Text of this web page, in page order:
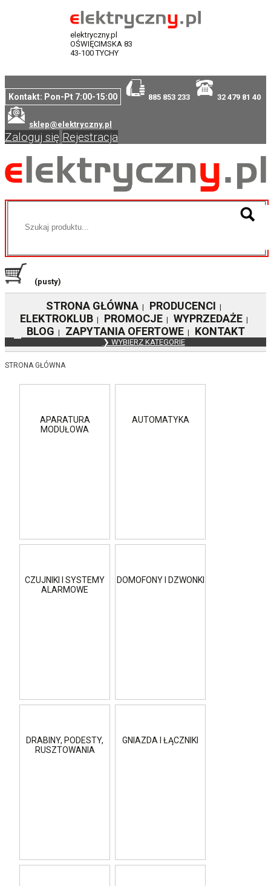
elektryczny.pl
OŚWIĘCIMSKA 83
43-100 TYCHY
Kontakt: Pon-Pt 7:00-15:00 885 853 233 32 479 81 40
sklep@elektryczny.pl
Zaloguj się Rejestracja
(pusty)
STRONA GŁÓWNA PRODUCENCI
ELEKTROKLUB| PROMOCJE| WYPRZEDAŻE|
BLOG ZAPYTANIA OFERTOWE| KONTAKT
❯ WYBIERZ KATEGORIE
STRONA GŁÓWNA
APARATURA
MODUŁOWA
AUTOMATYKA
CZUJNIKI I SYSTEMY
ALARMOWE
DOMOFONY I DZWONKI
DRABINY, PODESTY,
RUSZTOWANIA
GNIAZDA I ŁĄCZNIKI